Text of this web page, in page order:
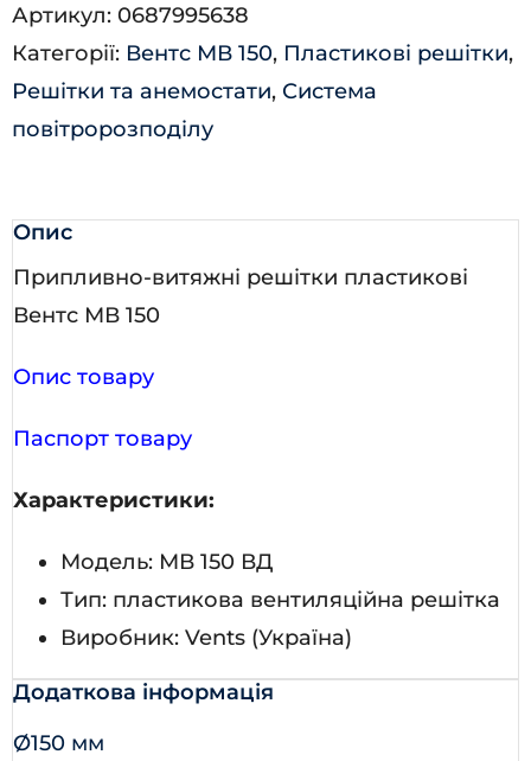
кількість
Артикул: 0687995638
Категорії: Вентс МВ 150, Пластикові решітки,
Решітки та анемостати, Система
повітророзподілу
Опис
Припливно-витяжні решітки пластикові
Вентс МВ 150
Опис товару
Паспорт товару
Характеристики:
Модель: МВ 150 ВД
Тип: пластикова вентиляційна решітка
Виробник: Vents (Україна)
Додаткова інформація
Ø150 мм